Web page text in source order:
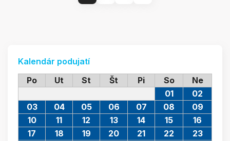
Kalendár podujatí
Po
Ut St Št Pi So Ne
01
02
03
04 05 06 07 08
09
10
11 12 13 14 15
16
17
18 19 20 21 22
23